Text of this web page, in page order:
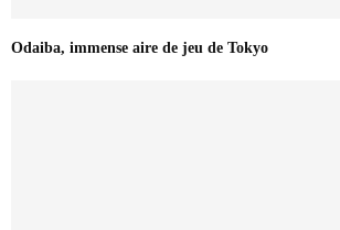
Odaiba, immense aire de jeu de Tokyo